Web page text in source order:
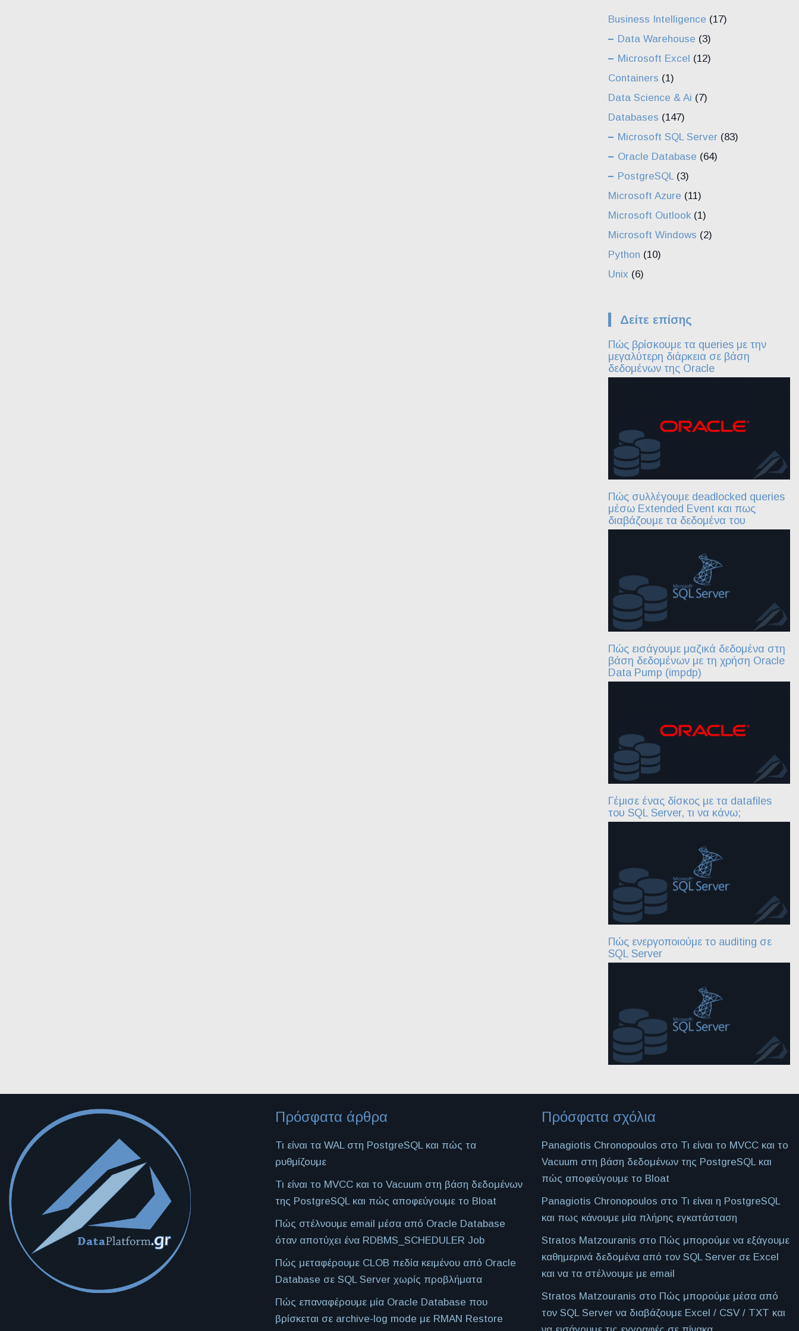
Business Intelligence (17)
Data Warehouse (3)
Microsoft Excel (12)
Containers (1)
Data Science & Ai (7)
Databases (147)
Microsoft SQL Server (83)
Oracle Database (64)
PostgreSQL(3)
Microsoft Azure (11)
Microsoft Outlook (1)
Microsoft Windows (2)
Python (10)
Unix (6)
Δείτε επίσης
Πώς βρίσκουμε τα queries με την
μεγαλύτερη διάρκεια σε βάση
δεδομένων της Oracle
Πώς συλλέγουμε deadlocked queries
μέσω Extended Event και πως
διαβάζουμε τα δεδομένα του
Πώς εισάγουμε μαζικά δεδομένα στη
βάση δεδομένων με τη χρήση Oracle
Data Pump (impdp)
Γέμισε ένας δίσκος με τα datafiles
του SQL Server, τι να κάνω;
Πώς ενεργοποιούμε το auditing σε
SQL Server
Πρόσφατα άρθρα
Τι είναι τα WAL στη PostgreSQL και πώς τα
ρυθμίζουμε
Τι είναι το MVCC και το Vacuum στη βάση δεδομένων
της PostgreSQL και πώς αποφεύγουμε το Bloat
Πώς στέλνουμε email μέσα από Oracle Database
όταν αποτύχει ένα RDBMS_SCHEDULER Job
Πώς μεταφέρουμε CLOB πεδία κειμένου από Oracle
Database σε SQL Server χωρίς προβλήματα
Πώς επαναφέρουμε μία Oracle Database που
βρίσκεται σε archive-log mode με RMAN Restore
Πρόσφατα σχόλια
Panagiotis Chronopoulos στο Τι είναι το MVCC και το
Vacuum στη βάση δεδομένων της PostgreSQL και
πώς αποφεύγουμε το Bloat
Panagiotis Chronopoulos στο Τι είναι η PostgreSQL
και πως κάνουμε μία πλήρης εγκατάσταση
Stratos Matzouranis στο Πώς μπορούμε να εξάγουμε
καθημερινά δεδομένα από τον SQL Server σε Excel
και να τα στέλνουμε με email
Stratos Matzouranis στο Πώς μπορούμε μέσα από
τον SQL Server να διαβάζουμε Excel / CSV / TXT και